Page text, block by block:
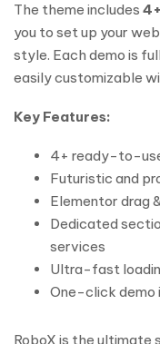
The theme includes
you to set up your
style. Each demo is
easily customizable
Key Features:
4+ ready-to-
Futuristic and
Elementor drag
Dedicated
services
Ultra-fast
One-click demo
RoboX is the ultimate